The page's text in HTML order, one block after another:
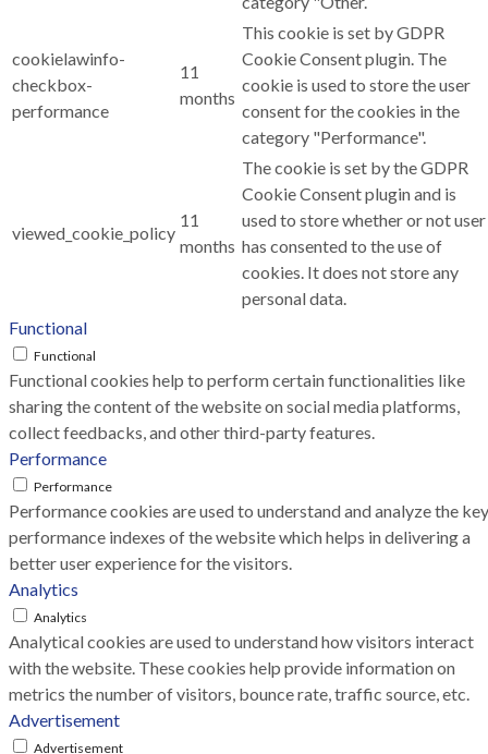
cookielawinfo-
checkbox-
performance
11
months
This cookie is set by GDPR
Cookie Consent plugin. The
cookie is used to store the user
consent for the cookies in the
category "Performance".
viewed_cookie_policy
11
months
The cookie is set by the GDPR
Cookie Consent plugin and is
used to store whether or not user
has consented to the use of
cookies. It does not store any
personal data.
Functional
Functional
Functional cookies help to perform certain functionalities like
sharing the content of the website on social media platforms,
collect feedbacks, and other third-party features.
Performance
Performance
Performance cookies are used to understand and analyze the key
performance indexes of the website which helps in delivering a
better user experience for the visitors.
Analytics
Analytics
Analytical cookies are used to understand how visitors interact
with the website. These cookies help provide information on
metrics the number of visitors, bounce rate, traffic source, etc.
Advertisement
Advertisement